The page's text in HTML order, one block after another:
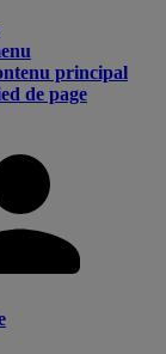
principal
de page